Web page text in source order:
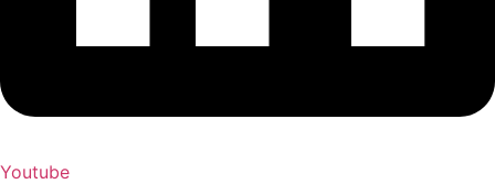
Youtube